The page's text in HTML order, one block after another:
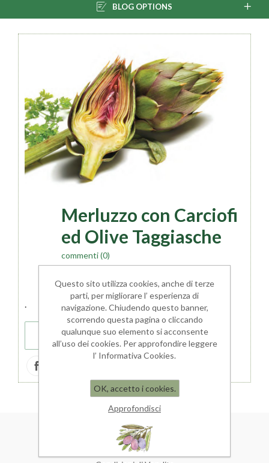
BLOG OPTIONS
Merluzzo con Carciofi
ed Olive Taggiasche
commenti (0)
Tags:
merluzzo
olive taggiasche carciofi
.
DETTAGLI
INFORMAZIONI
Mappa del sito
Questo sito utilizza cookies, anche di terze
parti, per migliorare l’ esperienza di
navigazione. Chiudendo questo banner,
scorrendo questa pagina o cliccando
qualunque suo elemento si acconsente
all’uso dei cookies. Per approfondire leggere
l’ Informativa Cookies.
OK, accetto i cookies.
Approfondisci